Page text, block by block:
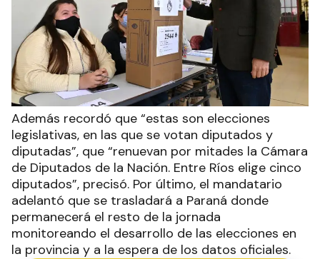
Además recordó que “estas son elecciones
legislativas, en las que se votan diputados y
diputadas”, que “renuevan por mitades la Cámara
de Diputados de la Nación. Entre Ríos elige cinco
diputados”, precisó. Por último, el mandatario
adelantó que se trasladará a Paraná donde
permanecerá el resto de la jornada
monitoreando el desarrollo de las elecciones en
la provincia y a la espera de los datos oficiales.